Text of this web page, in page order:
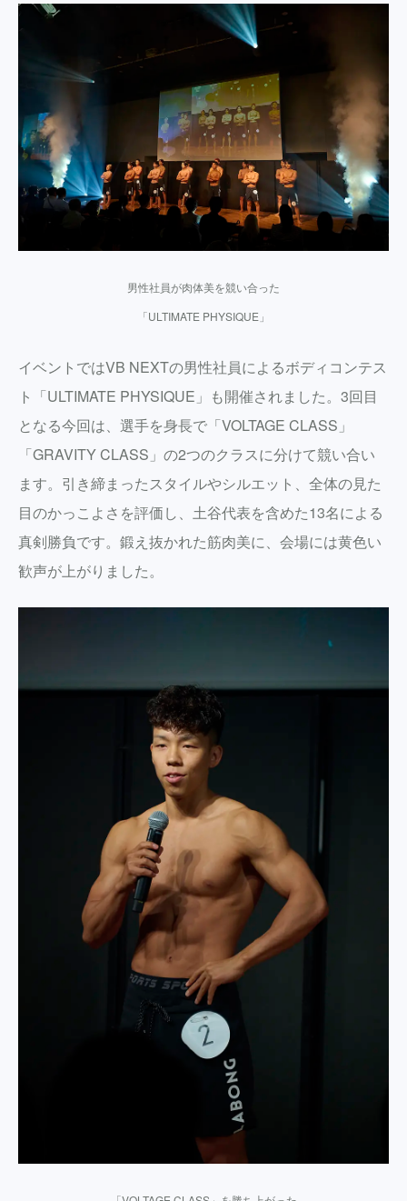
男性社員が肉体美を競い合った
「ULTIMATE PHYSIQUE」
イベントではVB NEXTの男性社員によるボディコンテス
ト「ULTIMATE PHYSIQUE」も開催されました。3回目
となる今回は、選手を身長で「VOLTAGE CLASS」
「GRAVITY CLASS」の2つのクラスに分けて競い合い
ます。引き締まったスタイルやシルエット、全体の見た
目のかっこよさを評価し、土谷代表を含めた13名による
真剣勝負です。鍛え抜かれた筋肉美に、会場には黄色い
歓声が上がりました。